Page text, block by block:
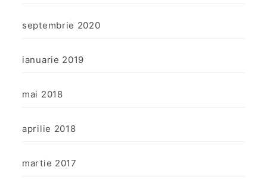
septembrie 2020
ianuarie 2019
mai 2018
aprilie 2018
martie 2017